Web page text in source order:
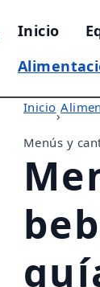
Inicio
Inicio
›
Menús y